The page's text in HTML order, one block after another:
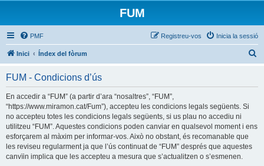
FUM
PMF Inicia la sessió
Registreu-vos
Inici Índex del fòrum
FUM - Condicions d’ús
En accedir a “FUM” (a partir d’ara “nosaltres”, “FUM”,
“https://www.miramon.cat/Fum”), accepteu les condicions legals següents. Si
no accepteu totes les condicions legals següents, si us plau no accediu ni
utilitzeu “FUM”. Aquestes condicions poden canviar en qualsevol moment i ens
esforçarem al màxim per informar-vos. Això no obstant, és recomanable que
les reviseu regularment ja que l’ús continuat de “FUM” després que aquestes
canvïin implica que les accepteu a mesura que s’actualitzen o s’esmenen.